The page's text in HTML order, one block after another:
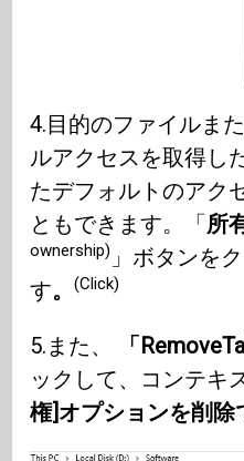
4.目的のファイルま
ルアクセスを取得し
たデフォルトのアク
ともできます。「所
ownership) 」ボタンを
す。(Click)
5.また、 「
ックして、コンテキ
権]オプションを削除